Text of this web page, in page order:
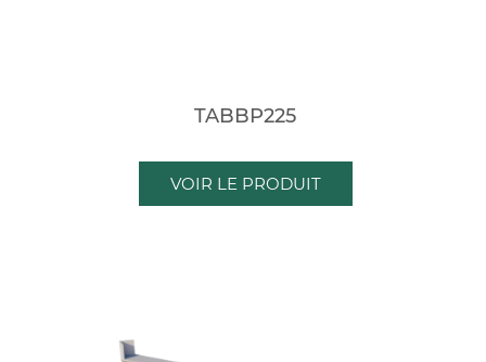
TABBP225
VOIR LE PRODUIT